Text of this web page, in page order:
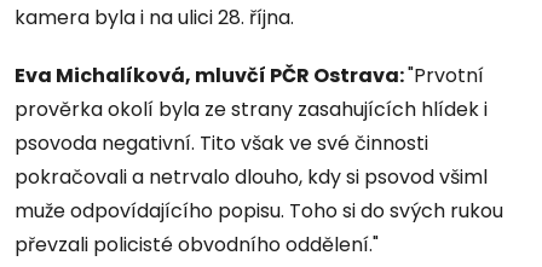
kamera byla i na ulici 28. října.
Eva Michalíková, mluvčí PČR Ostrava:"Prvotní
prověrka okolí byla ze strany zasahujících hlídek i
psovoda negativní. Tito však ve své činnosti
pokračovali a netrvalo dlouho, kdy si psovod všiml
muže odpovídajícího popisu. Toho si do svých rukou
převzali policisté obvodního oddělení."